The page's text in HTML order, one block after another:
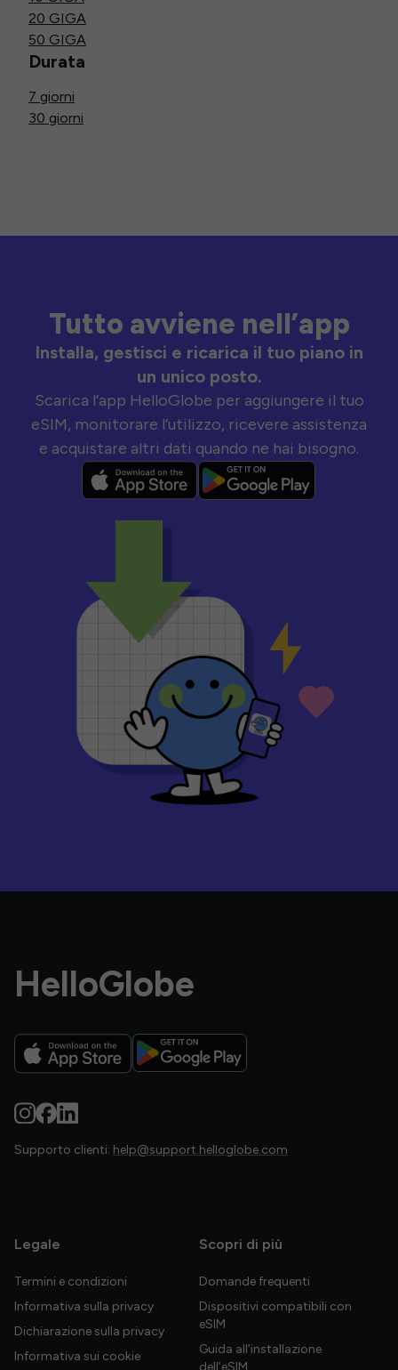
20 GIGA
50 GIGA
Durata
7 giorni
30 giorni
Tutto avviene nell’app
Installa, gestisci e ricarica il tuo piano in
un unico posto.
Scarica l’app HelloGlobe per aggiungere il tuo
eSIM, monitorare l’utilizzo, ricevere assistenza
e acquistare altri dati quando ne hai bisogno.
HelloGlobe
Supporto clienti: help@support.helloglobe.com
Legale
Termini e condizioni
Informativa sulla privacy
Dichiarazione sulla privacy
Informativa sui cookie
Scopri di più
Domande frequenti
Dispositivi compatibili con
eSIM
Guida all’installazione
dell’eSIM